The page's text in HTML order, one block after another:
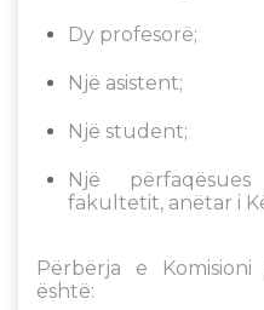
Dy profesorë;
Një asistent;
Një student;
Një
fakultetit, anëtar i
Përbërja e
është: